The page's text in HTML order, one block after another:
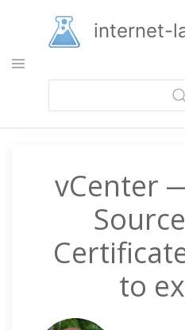
основному
содержанию
internet-
vCenter
to